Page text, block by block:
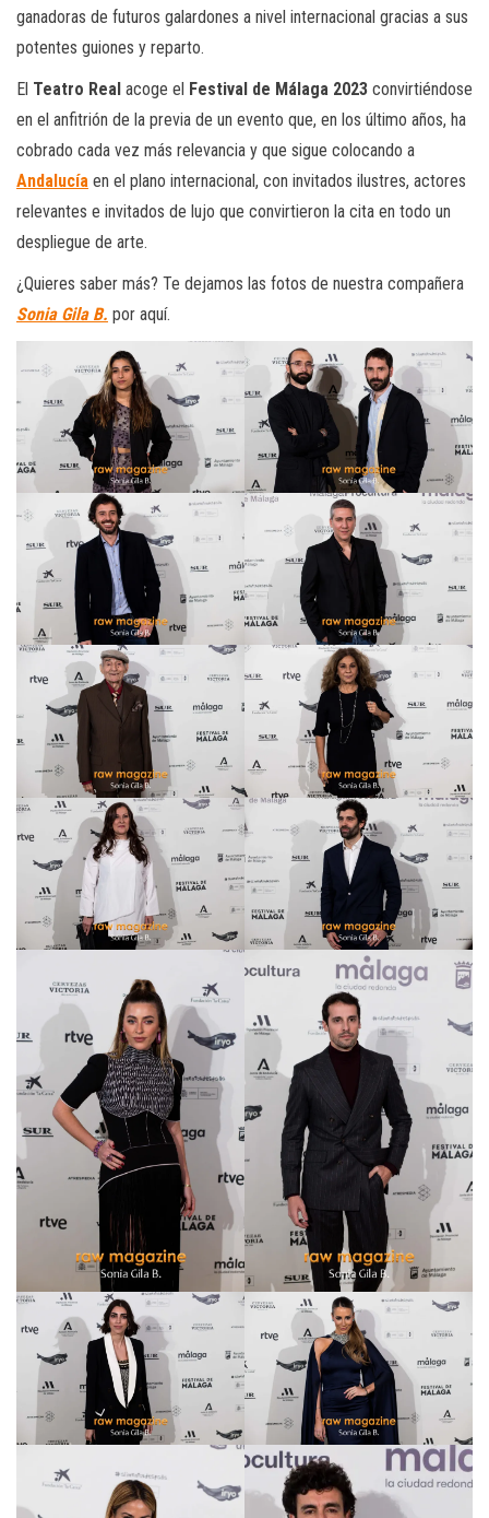
ganadoras de futuros galardones a nivel internacional gracias a sus
potentes guiones y reparto.
El Teatro Real acoge el Festival de Málaga 2023 convirtiéndose
en el anfitrión de la previa de un evento que, en los último años, ha
cobrado cada vez más relevancia y que sigue colocando a
Andalucía en el plano internacional, con invitados ilustres, actores
relevantes e invitados de lujo que convirtieron la cita en todo un
despliegue de arte.
¿Quieres saber más? Te dejamos las fotos de nuestra compañera
Sonia Gila B. por aquí.